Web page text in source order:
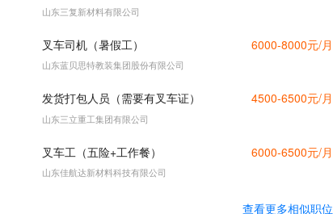
山东三复新材料有限公司
叉车司机（暑假工） 6000-8000元/月
山东蓝贝思特教装集团股份有限公司
发货打包人员（需要有叉车证） 4500-6500元/月
山东三立重工集团有限公司
叉车工（五险+工作餐） 6000-6500元/月
山东佳航达新材料科技有限公司
查看更多相似职位